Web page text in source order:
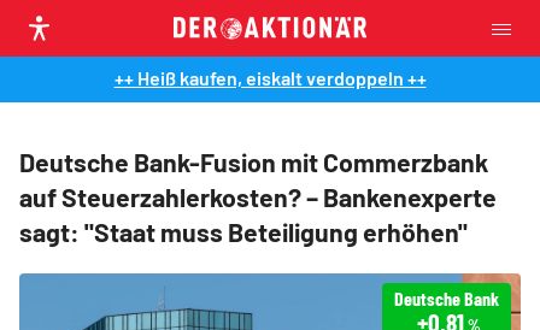
++ Heiß kaufen, eiskalt verdoppeln ++
Deutsche Bank-Fusion mit Commerzbank
auf Steuerzahlerkosten? – Bankenexperte
sagt: "Staat muss Beteiligung erhöhen"
Deutsche Bank
+0,81%